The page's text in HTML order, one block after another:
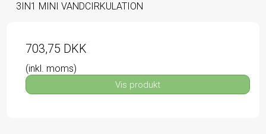
3IN1 MINI VANDCIRKULATION
703,75 DKK
(inkl. moms)
Vis produkt